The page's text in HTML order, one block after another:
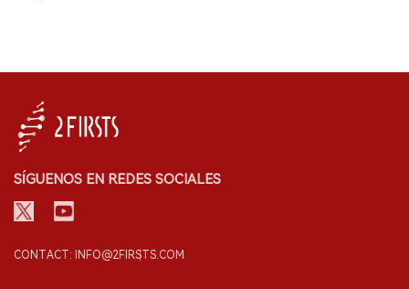
SÍGUENOS EN REDES SOCIALES
CONTACT: INFO@2FIRSTS.COM